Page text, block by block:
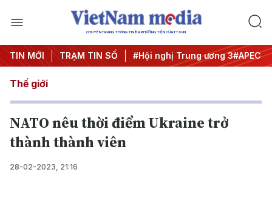
CHUYÊN TRANG THÔNG TIN ĐA PHƯƠNG TIỆN CỦA TTXVN
TIN MỚI TRẠM TIN SỐ #Hội nghị Trung ương 3#APEC
Thế giới
NATO nêu thời điểm Ukraine trở
thành thành viên
28-02-2023, 21:16